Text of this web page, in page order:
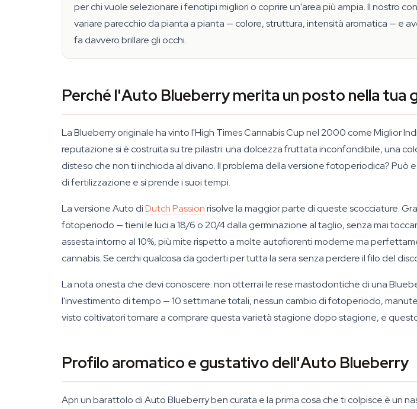
per chi vuole selezionare i fenotipi migliori o coprire un'area più ampia. Il nostro
variare parecchio da pianta a pianta — colore, struttura, intensità aromatica — e
fa davvero brillare gli occhi.
Perché l'Auto Blueberry merita un posto nella tua
La Blueberry originale ha vinto l'High Times Cannabis Cup nel 2000 come Miglior
reputazione si è costruita su tre pilastri: una dolcezza fruttata inconfondibile, una
disteso che non ti inchioda al divano. Il problema della versione fotoperiodica? Può
di fertilizzazione e si prende i suoi tempi.
La versione Auto diDutch Passionrisolve la maggior parte di queste scocciature.
fotoperiodo — tieni le luci a 18/6 o 20/4 dalla germinazione al taglio, senza mai
assesta intorno al 10%, più mite rispetto a molte autofiorenti moderne ma
cannabis. Se cerchi qualcosa da goderti per tutta la sera senza perdere il filo del
La nota onesta che devi conoscere: non otterrai le rese mastodontiche di una
l'investimento di tempo — 10 settimane totali, nessun cambio di fotoperiodo,
visto coltivatori tornare a comprare questa varietà stagione dopo stagione, e
Profilo aromatico e gustativo dell'Auto Blueberry
Apri un barattolo di Auto Blueberry ben curata e la prima cosa che ti colpisce è un